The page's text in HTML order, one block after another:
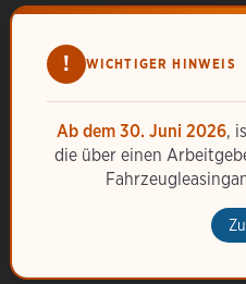
! WICHTIGER HINWEIS
Ab dem 30. Juni 2026,
die über einen
Wo finde ich meine